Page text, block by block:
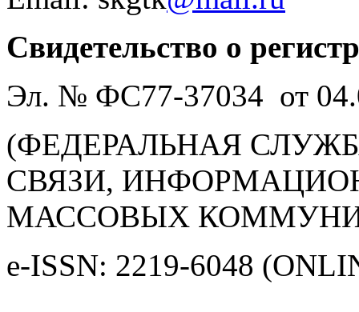
Свидетельство о
Эл. № ФС77-37034 от
(ФЕДЕРАЛЬНАЯ
СВЯЗИ,
МАССОВЫХ
e-ISSN: 2219-6048